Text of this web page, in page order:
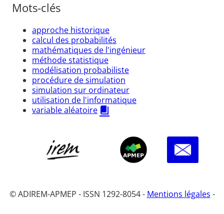
Mots-clés
approche historique
calcul des probabilités
mathématiques de l'ingénieur
méthode statistique
modélisation probabiliste
procédure de simulation
simulation sur ordinateur
utilisation de l'informatique
variable aléatoire
© ADIREM-APMEP - ISSN 1292-8054 - Mentions légales -